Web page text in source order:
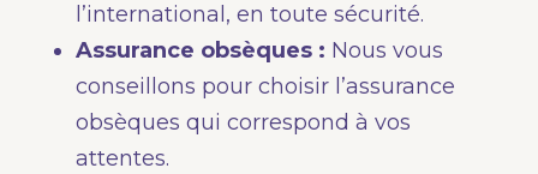
l’international, en toute sécurité.
Assurance obsèques : Nous vous
conseillons pour choisir l’assurance
obsèques qui correspond à vos
attentes.